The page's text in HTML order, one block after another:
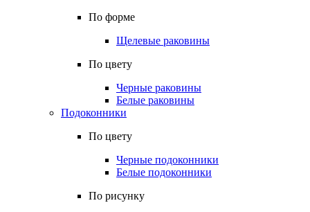
По форме
Щелевые раковины
По цвету
Черные раковины
Белые раковины
Подоконники
По цвету
Черные подоконники
Белые подоконники
По рисунку